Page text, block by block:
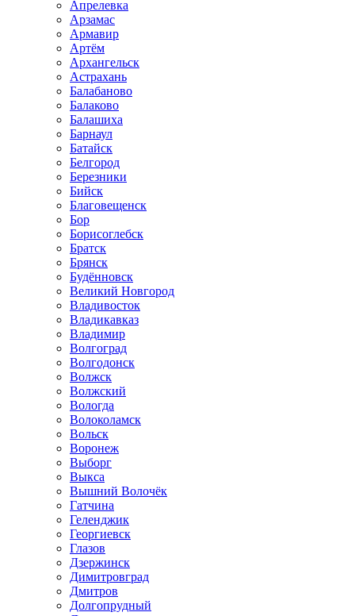
Апрелевка
Арзамас
Армавир
Артём
Архангельск
Астрахань
Балабаново
Балаково
Балашиха
Барнаул
Батайск
Белгород
Березники
Бийск
Благовещенск
Бор
Борисоглебск
Братск
Брянск
Будённовск
Великий Новгород
Владивосток
Владикавказ
Владимир
Волгоград
Волгодонск
Волжск
Волжский
Вологда
Волоколамск
Вольск
Воронеж
Выборг
Выкса
Вышний Волочёк
Гатчина
Геленджик
Георгиевск
Глазов
Дзержинск
Димитровград
Дмитров
Долгопрудный